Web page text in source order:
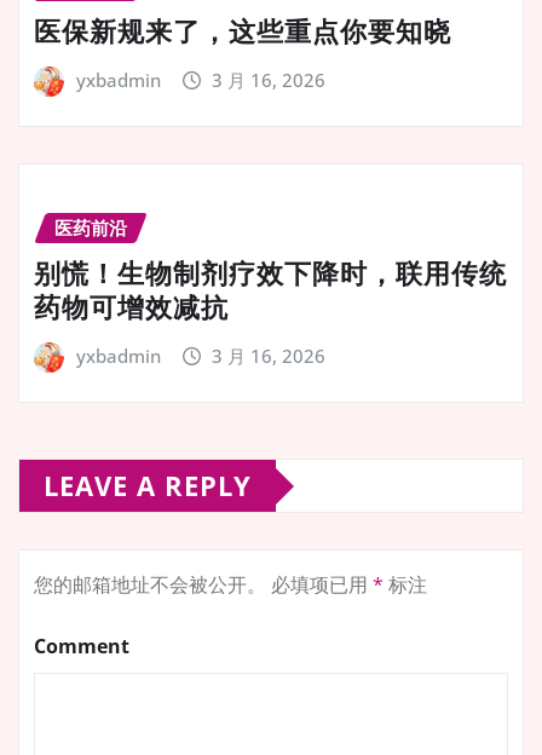
医保新规来了，这些重点你要知晓
yxbadmin 3 月 16, 2026
医药前沿
别慌！生物制剂疗效下降时，联用传统
药物可增效减抗
yxbadmin 3 月 16, 2026
LEAVE A REPLY
您的邮箱地址不会被公开。 必填项已用 * 标注
Comment